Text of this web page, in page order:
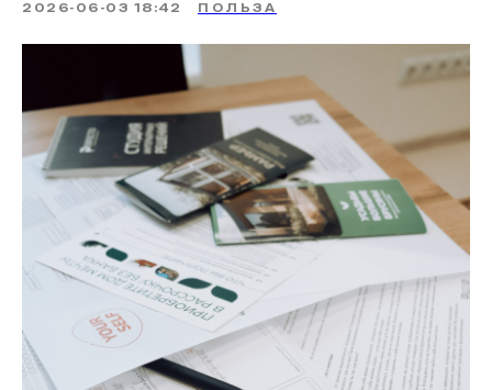
2026-06-03 18:42 ПОЛЬЗА